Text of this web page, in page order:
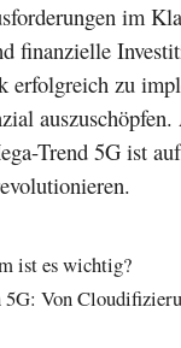
im
finanzielle
erfolgreich zu
Trend 5G ist
ist es wichtig?
5G: Von